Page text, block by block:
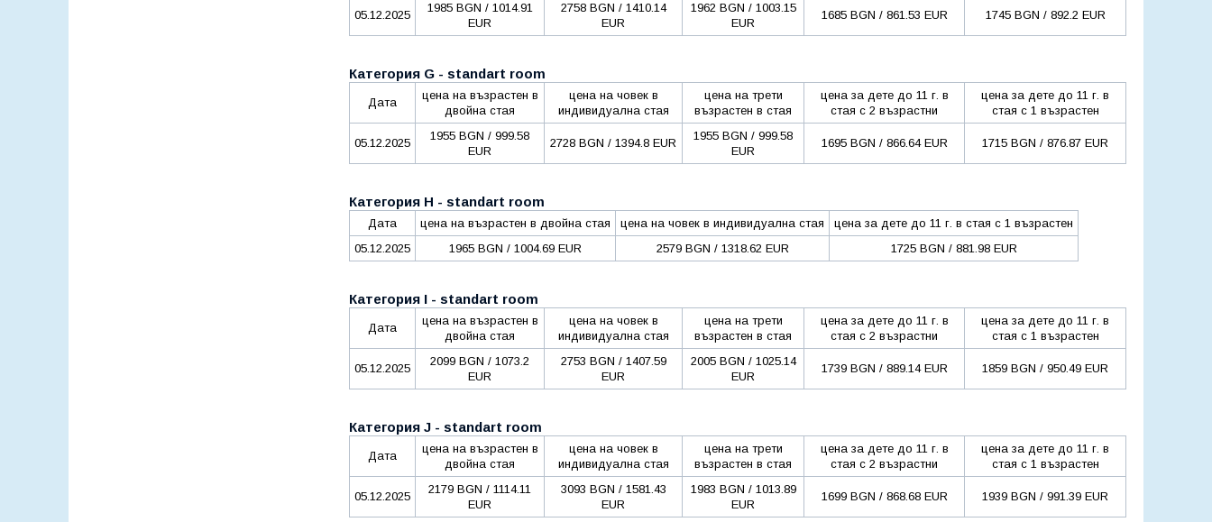
05.12.2025
1985 BGN / 1014.91
EUR
2758 BGN / 1410.14
EUR
1962 BGN / 1003.15
EUR
1685 BGN / 861.53 EUR 1745 BGN / 892.2 EUR
Категория G - standart room
Дата
цена на възрастен в
двойна стая
цена на човек в
индивидуална стая
цена на трети
възрастен в стая
цена за дете до 11 г. в
стая с 2 възрастни
цена за дете до 11 г. в
стая с 1 възрастен
05.12.2025
1955 BGN / 999.58
EUR
2728 BGN / 1394.8 EUR
1955 BGN / 999.58
EUR
1695 BGN / 866.64 EUR 1715 BGN / 876.87 EUR
Категория H - standart room
Дата цена на възрастен в двойна стая цена на човек в индивидуална стая
цена за дете до 11 г. в стая с 1 възрастен
05.12.2025
1965 BGN / 1004.69 EUR 2579 BGN / 1318.62 EUR 1725 BGN / 881.98 EUR
Категория I - standart room
Дата
цена на възрастен в
двойна стая
цена на човек в
индивидуална стая
цена на трети
възрастен в стая
цена за дете до 11 г. в
стая с 2 възрастни
цена за дете до 11 г. в
стая с 1 възрастен
05.12.2025
2099 BGN / 1073.2
EUR
2753 BGN / 1407.59
EUR
2005 BGN / 1025.14
EUR
1739 BGN / 889.14 EUR 1859 BGN / 950.49 EUR
Категория J - standart room
Дата
цена на възрастен в
двойна стая
цена на човек в
индивидуална стая
цена на трети
възрастен в стая
цена за дете до 11 г. в
стая с 2 възрастни
цена за дете до 11 г. в
стая с 1 възрастен
05.12.2025
2179 BGN / 1114.11
EUR
3093 BGN / 1581.43
EUR
1983 BGN / 1013.89
EUR
1699 BGN / 868.68 EUR 1939 BGN / 991.39 EUR